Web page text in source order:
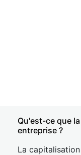
Qu'est-ce que
entreprise ?
La